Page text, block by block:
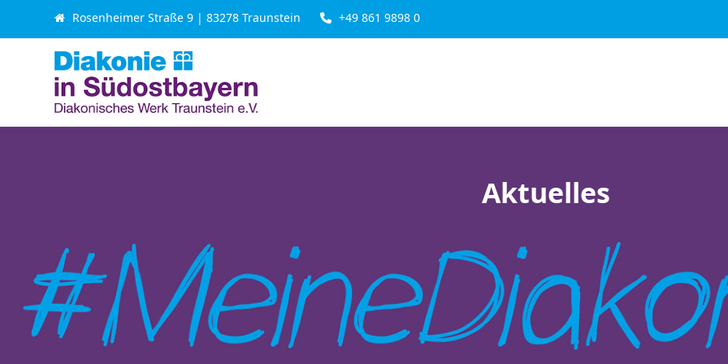
Rosenheimer Straße 9 | 83278 Traunstein +49 861 9898 0
Aktuelles